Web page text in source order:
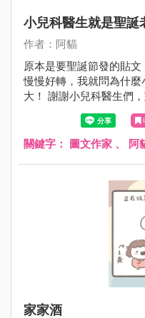
小兒科醫生就是聖誕
作者：阿貓
原本是要聖誕節發的貼
慢慢好轉，我就問為什
大！ 謝謝小兒科醫生們
關鍵字： 圖文作家 、 阿
家家酒